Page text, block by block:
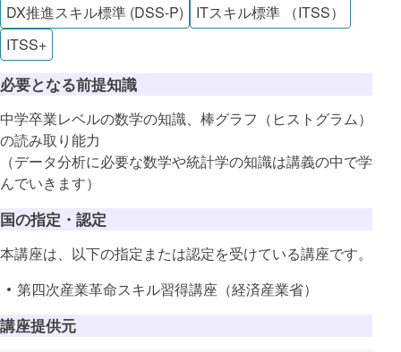
DX推進スキル標準 (DSS-P)
ITスキル標準 （ITSS）
ITSS+
必要となる前提知識
中学卒業レベルの数学の知識、棒グラフ（ヒストグラム）
の読み取り能力
（データ分析に必要な数学や統計学の知識は講義の中で学
んでいきます）
国の指定・認定
本講座は、以下の指定または認定を受けている講座です。
第四次産業革命スキル習得講座（経済産業省）
講座提供元